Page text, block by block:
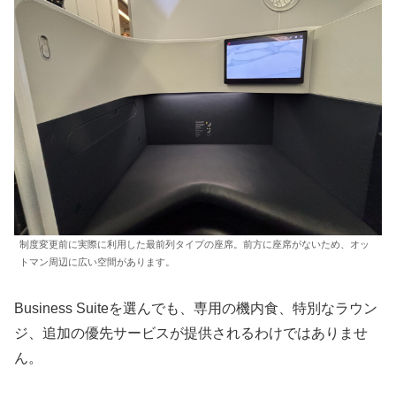
制度変更前に実際に利用した最前列タイプの座席。前方に座席がないため、オッ
トマン周辺に広い空間があります。
Business Suiteを選んでも、専用の機内食、特別なラウン
ジ、追加の優先サービスが提供されるわけではありませ
ん。